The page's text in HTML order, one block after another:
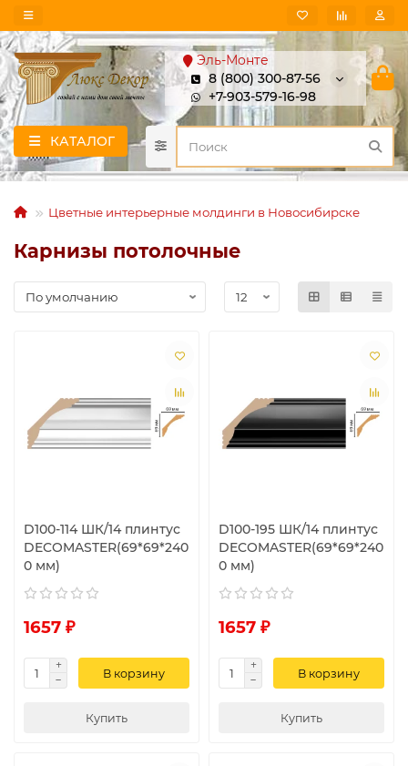
Эль-Монте
8 (800) 300-87-56
+7-903-579-16-98
КАТАЛОГ
Цветные интерьерные молдинги в Новосибирске
Карнизы потолочные
D100-114 ШК/14 плинтус
DECOMASTER(69*69*240
0 мм)
1657 ₽
В корзину
Купить
D100-195 ШК/14 плинтус
DECOMASTER(69*69*240
0 мм)
1657 ₽
В корзину
Купить